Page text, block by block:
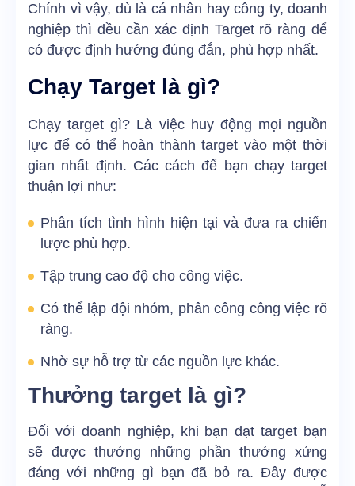
Chính vì vậy, dù là cá nhân hay công ty, doanh
nghiệp thì đều cần xác định Target rõ ràng để
có được định hướng đúng đắn, phù hợp nhất.
Chạy Target là gì?
Chạy target gì? Là việc huy động mọi nguồn
lực để có thể hoàn thành target vào một thời
gian nhất định. Các cách để bạn chạy target
thuận lợi như:
Phân tích tình hình hiện tại và đưa ra chiến
lược phù hợp.
Tập trung cao độ cho công việc.
Có thể lập đội nhóm, phân công công việc rõ
ràng.
Nhờ sự hỗ trợ từ các nguồn lực khác.
Thưởng target là gì?
Đối với doanh nghiệp, khi bạn đạt target bạn
sẽ được thưởng những phần thưởng xứng
đáng với những gì bạn đã bỏ ra. Đây được